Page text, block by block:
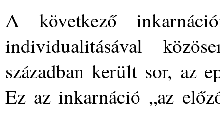
A következő
individualitásával
században került sor, az
Ez az inkarnáció „az